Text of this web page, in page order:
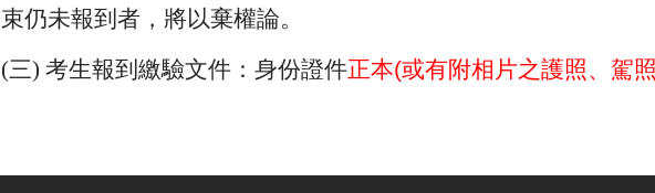
束仍未報到者，將以棄權論。
(三) 考生報到繳驗文件：身份證件正本(或有附相片之護照、駕